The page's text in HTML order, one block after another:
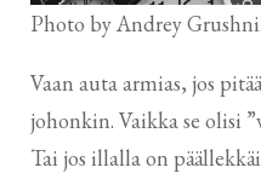
Photo by Andrey
Vaan auta armias, jos
johonkin. Vaikka se olisi
Tai jos illalla on